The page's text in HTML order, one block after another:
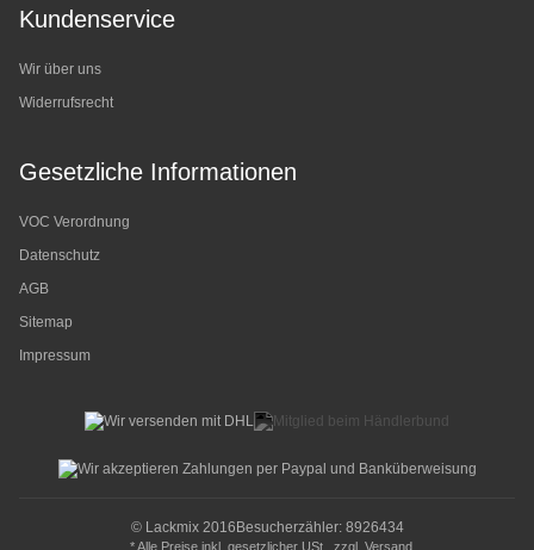
Kundenservice
Wir über uns
Widerrufsrecht
Gesetzliche Informationen
VOC Verordnung
Datenschutz
AGB
Sitemap
Impressum
© Lackmix 2016 Besucherzähler: 8926434
* Alle Preise inkl. gesetzlicher USt., zzgl. Versand